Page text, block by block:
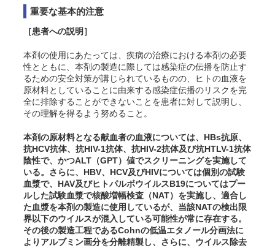
重要な基本的注意
［患者への説明］
本剤の使用にあたっては、疾病の治療における本剤の必要
性とともに、本剤の製造に際しては感染症の伝播を防止す
るための安全対策が講じられているものの、ヒトの血液を
原材料としていることに由来する感染症伝播のリスクを完
全に排除することができないことを患者に対して説明し、
その理解を得るよう努めること。
本剤の原材料となる献血者の血液については、HBs抗原、
抗HCV抗体、抗HIV-1抗体、抗HIV-2抗体及び抗HTLV-1抗体
陰性で、かつALT（GPT）値でスクリーニングを実施して
いる。さらに、HBV、HCV及びHIVについては個別の試験
血漿で、HAV及びヒトパルボウイルスB19についてはプー
ルした試験血漿で核酸増幅検査（NAT）を実施し、適合し
た血漿を本剤の製造に使用しているが、当該NATの検出限
界以下のウイルスが混入している可能性が常に存在する。
その後の製造工程であるCohnの低温エタノール分画法に
よりアルブミン画分を分離精製し、さらに、ウイルス除去